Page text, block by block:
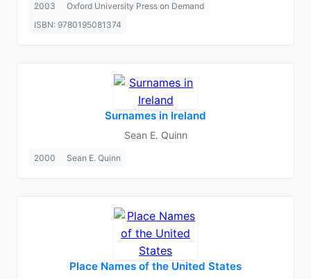
2003
Oxford University Press on Demand
ISBN: 9780195081374
Surnames in Ireland
Sean E. Quinn
2000 Sean E. Quinn
Place Names of the United States